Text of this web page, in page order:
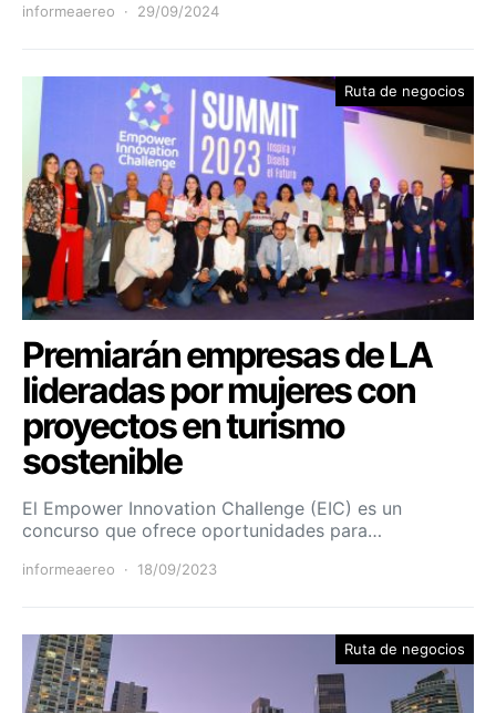
informeaereo 29/09/2024
Ruta de negocios
Premiarán empresas de LA
lideradas por mujeres con
proyectos en turismo
sostenible
El Empower Innovation Challenge (EIC) es un
concurso que ofrece oportunidades para…
informeaereo 18/09/2023
Ruta de negocios